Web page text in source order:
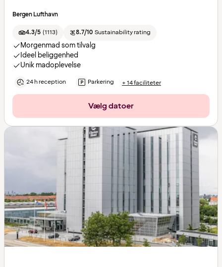
Bergen Lufthavn
4.3/5 (1113) 8.7/10 Sustainability rating
Morgenmad som tilvalg
Ideel beliggenhed
Unik madoplevelse
24 h reception Parkering + 14 faciliteter
Vælg datoer